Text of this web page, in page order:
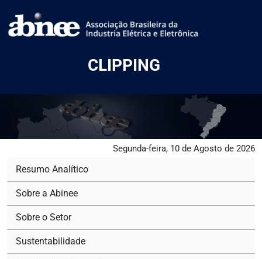
CLIPPING
Segunda-feira, 10 de Agosto de 2026
Resumo Analítico
Sobre a Abinee
Sobre o Setor
Sustentabilidade